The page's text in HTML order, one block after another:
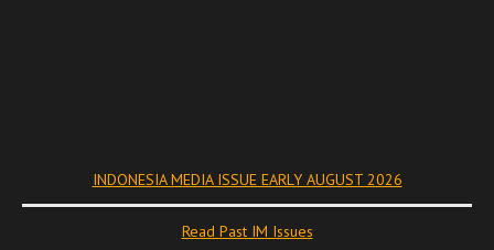
INDONESIA MEDIA ISSUE EARLY AUGUST 2026
Read Past IM Issues